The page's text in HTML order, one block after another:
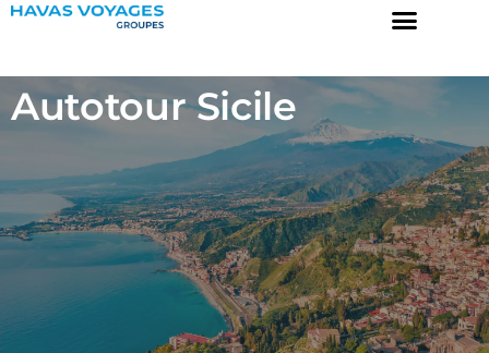
Autotour Sicile
Destinations
Prix garantis
Collection
A propos